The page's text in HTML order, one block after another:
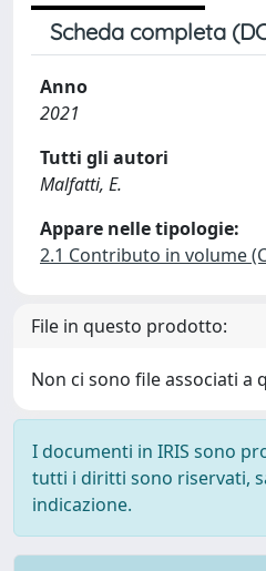
Scheda completa
Anno
2021
Tutti gli autori
Malfatti, E.
Appare nelle tipologie:
2.1 Contributo in volume
File in questo prodotto:
Non ci sono file associati a
I documenti in IRIS sono
tutti i diritti sono riservati,
indicazione.